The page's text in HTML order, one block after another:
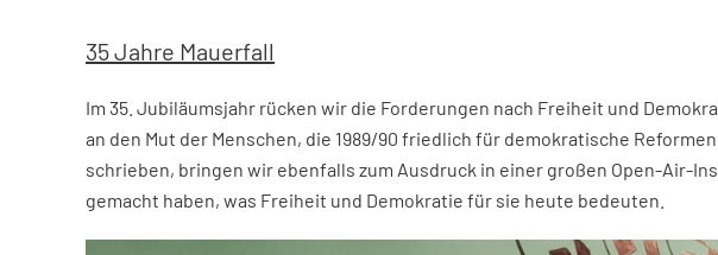
35 Jahre Mauerfall
Im 35. Jubiläumsjahr rücken wir die Forderungen nach Freiheit und
an den Mut der Menschen, die 1989/90 friedlich für demokratische
schrieben, bringen wir ebenfalls zum Ausdruck in einer großen Open-Air-
gemacht haben, was Freiheit und Demokratie für sie heute bedeuten.